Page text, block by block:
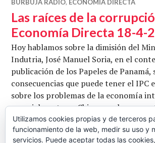
BURBUJA RADIO, ECONOMÍA DIRECTA
Las raíces de la
Economía Directa 18-4-
Hoy hablamos sobre la dimisión del
Indutria, José Manuel Soria, en el
publicación de los Papeles de Panamá,
consecuencias que puede tener el IPC
sobre los problemas de la economía
especialmente en China y en las
estadounidenses y sobre la evolución
candidaturas para la carrera
Utilizamos cookies propias y de terceros
funcionamiento de la web, medir su uso y
servicios. Puede aceptar todas las